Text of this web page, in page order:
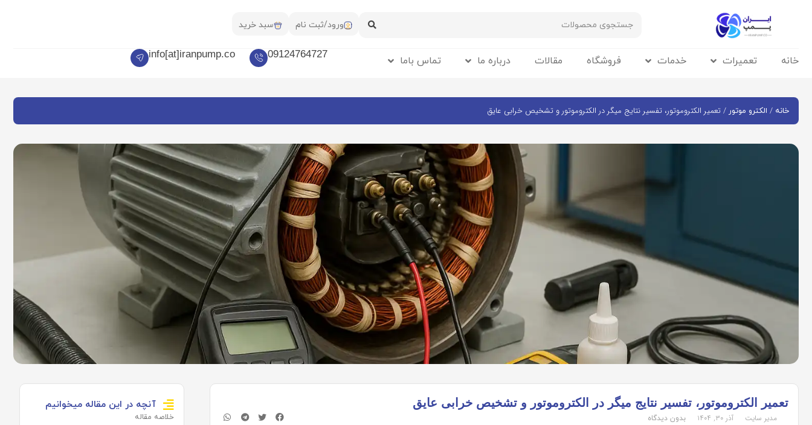
ورود/ثبت نام سبد خرید
خانه تعمیرات خدمات فروشگاه مقالات درباره ما تماس باما
09124764727
info[at]iranpump.co
خانه / الکترو موتور / تعمیر الکتروموتور، تفسیر نتایج میگر در الکتروموتور و تشخیص خرابی عایق
تعمیر الکتروموتور، تفسیر نتایج میگر در الکتروموتور و تشخیص خرابی عایق
مدیر سایت آذر ۳۰, ۱۴۰۴ بدون دیدگاه
آنچه در این مقاله میخوانیم
خلاصه مقاله